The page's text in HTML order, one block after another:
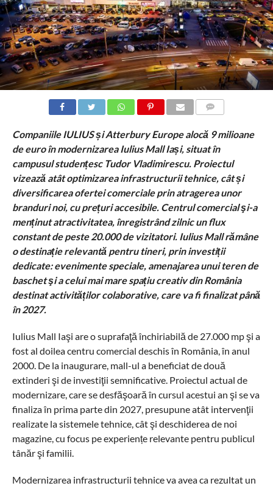
Companiile IULIUS și Atterbury Europe alocă 9 milioane
de euro în modernizarea Iulius Mall Iași, situat în
campusul studențesc Tudor Vladimirescu. Proiectul
vizează atât optimizarea infrastructurii tehnice, cât și
diversificarea ofertei comerciale prin atragerea unor
branduri noi, cu prețuri accesibile. Centrul comercial şi-a
menținut atractivitatea, înregistrând zilnic un flux
constant de peste 20.000 de vizitatori. Iulius Mall rămâne
o destinație relevantă pentru tineri, prin investiții
dedicate: evenimente speciale, amenajarea unui teren de
baschet şi a celui mai mare spațiu creativ din România
destinat activităților colaborative, care va fi finalizat până
în 2027.
Iulius Mall Iaşi are o suprafaţă închiriabilă de 27.000 mp şi a
fost al doilea centru comercial deschis în România, în anul
2000. De la inaugurare, mall-ul a beneficiat de două
extinderi şi de investiţii semnificative. Proiectul actual de
modernizare, care se desfăşoară în cursul acestui an şi se va
finaliza în prima parte din 2027, presupune atât intervenţii
realizate la sistemele tehnice, cât şi deschiderea de noi
magazine, cu focus pe experiențe relevante pentru publicul
tânăr şi familii.
Modernizarea infrastructurii tehnice va avea ca rezultat un